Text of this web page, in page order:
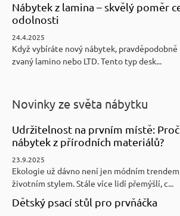
Nábytek z lamina – skvělý poměr
odolnosti
24.4.2025
Když vybíráte nový nábytek,
zvaný lamino nebo LTD. Tento typ desk...
Novinky ze světa nábytku
Udržitelnost na prvním místě:
nábytek z přírodních materiálů?
23.9.2025
Ekologie už dávno není jen módním
životním stylem. Stále více lidí přemýšlí, c...
Dětský psací stůl pro prvňáčka